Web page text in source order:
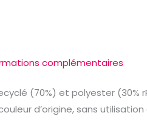
complémentaires
(70%) et polyester (30%
d’origine, sans